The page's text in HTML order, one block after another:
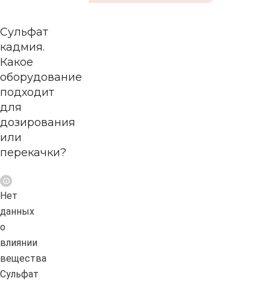
Сульфат
кадмия.
Какое
оборудование
подходит
для
дозирования
или
перекачки?
Нет
данных
о
влиянии
вещества
Сульфат